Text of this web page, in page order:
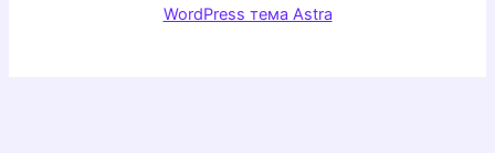
WordPress тема Astra